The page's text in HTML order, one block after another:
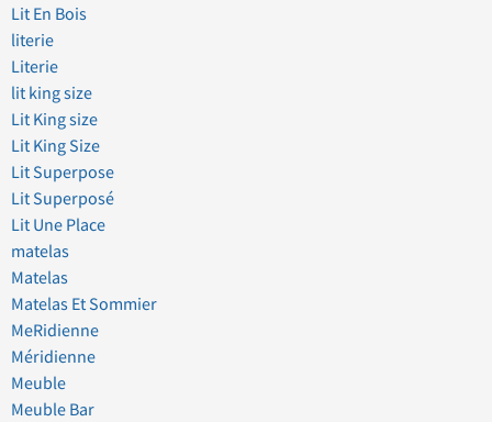
Lit En Bois
literie
Literie
lit king size
Lit King size
Lit King Size
Lit Superpose
Lit Superposé
Lit Une Place
matelas
Matelas
Matelas Et Sommier
MeRidienne
Méridienne
Meuble
Meuble Bar